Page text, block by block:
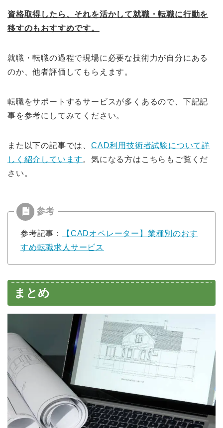
資格取得したら、それを活かして就職・転職に行動を
移すのもおすすめです。
就職・転職の過程で現場に必要な技術力が自分にある
のか、他者評価してもらえます。
転職をサポートするサービスが多くあるので、下記記
事を参考にしてみてください。
また以下の記事では、 CAD利用技術者試験について詳
しく紹介しています 。気になる方はこちらもご覧くだ
さい。
参考記事：
【CADオペレーター】業種別のおす
すめ転職求人サービス
まとめ